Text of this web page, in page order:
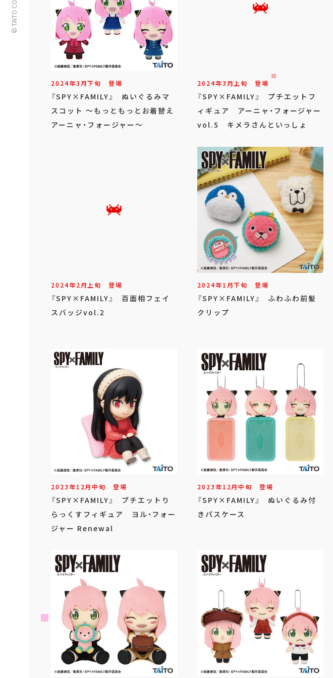
2024年3月下旬 登場
『SPY×FAMILY』 ぬいぐるみマ
スコット ～もっともっとお着替え
アーニャ・フォージャー～
2024年3月上旬 登場
『SPY×FAMILY』 プチエットフ
ィギュア アーニャ・フォージャー
vol.5 キメラさんといっしょ
2024年2月上旬 登場
『SPY×FAMILY』 百面相フェイ
スバッジvol.2
2024年1月下旬 登場
『SPY×FAMILY』 ふわふわ前髪
クリップ
2023年12月中旬 登場
『SPY×FAMILY』 プチエットり
らっくすフィギュア ヨル・フォー
ジャー Renewal
2023年12月中旬 登場
『SPY×FAMILY』 ぬいぐるみ付
きパスケース